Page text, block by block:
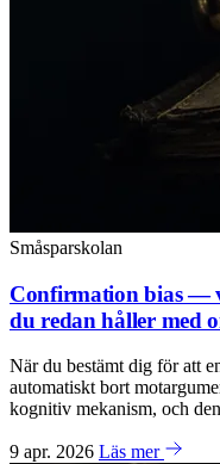
Småsparskolan
Confirmation bias —
du redan håller med
När du bestämt dig för att
automatiskt bort
kognitiv mekanism, och
9 apr. 2026 Läs mer